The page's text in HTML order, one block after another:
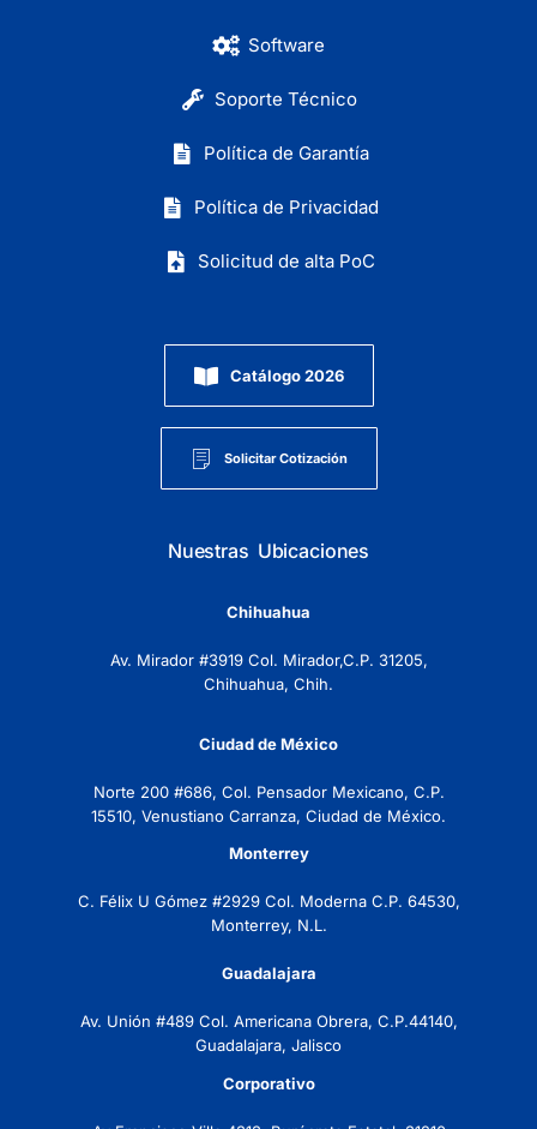
Software
Soporte Técnico
Política de Garantía
Política de Privacidad
Solicitud de alta PoC
Catálogo 2026
Solicitar Cotización
Nuestras Ubicaciones
Chihuahua
Av. Mirador #3919 Col. Mirador,C.P. 31205,
Chihuahua, Chih.
Ciudad de México
Norte 200 #686, Col. Pensador Mexicano, C.P.
15510, Venustiano Carranza, Ciudad de México.
Monterrey
C. Félix U Gómez #2929 Col. Moderna C.P. 64530,
Monterrey, N.L.
Guadalajara
Av. Unión #489 Col. Americana Obrera, C.P.44140,
Guadalajara, Jalisco
Corporativo